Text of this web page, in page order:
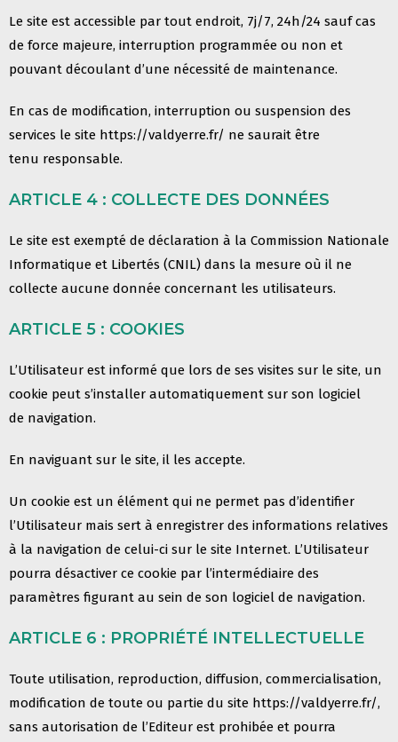
Le site est accessible par tout endroit, 7j/7, 24h/24 sauf cas
de force majeure, interruption programmée ou non et
pouvant découlant d’une nécessité de maintenance.
En cas de modification, interruption ou suspension des
services le site https://valdyerre.fr/ ne saurait être
tenu responsable.
ARTICLE 4 : COLLECTE DES DONNÉES
Le site est exempté de déclaration à la Commission Nationale
Informatique et Libertés (CNIL) dans la mesure où il ne
collecte aucune donnée concernant les utilisateurs.
ARTICLE 5 : COOKIES
L’Utilisateur est informé que lors de ses visites sur le site, un
cookie peut s’installer automatiquement sur son logiciel
de navigation.
En naviguant sur le site, il les accepte.
Un cookie est un élément qui ne permet pas d’identifier
l’Utilisateur mais sert à enregistrer des informations relatives
à la navigation de celui-ci sur le site Internet. L’Utilisateur
pourra désactiver ce cookie par l’intermédiaire des
paramètres figurant au sein de son logiciel de navigation.
ARTICLE 6 : PROPRIÉTÉ INTELLECTUELLE
Toute utilisation, reproduction, diffusion, commercialisation,
modification de toute ou partie du site https://valdyerre.fr/,
sans autorisation de l’Editeur est prohibée et pourra